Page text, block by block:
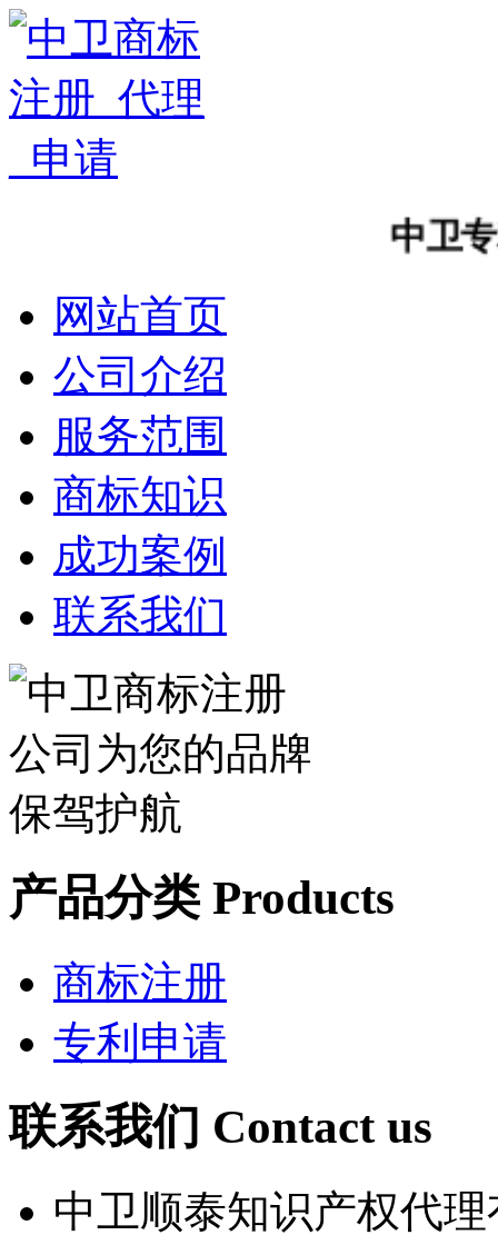
中卫专利
网站首页
公司介绍
服务范围
商标知识
成功案例
联系我们
产品分类 Products
商标注册
专利申请
联系我们 Contact us
中卫顺泰知识产权代